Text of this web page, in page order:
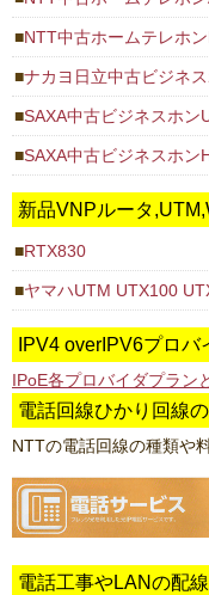
NTT中古ホームテレホ
ナカヨ日立中古ビジネス
SAXA中古ビジネスホン
SAXA中古ビジネスホン
新品VNPルータ
RTX830
ヤマハUTM UTX100
IPV4 overIPV6プロバ
IPoE各プロバイダプラン
電話回線ひかり回線
NTTの電話回線の種類や
電話工事やLANの配